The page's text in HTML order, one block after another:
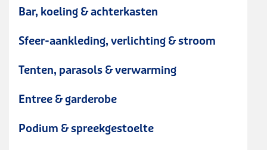
barkruk luxe - wit
Bar, koeling & achterkasten
Sfeer-aankleding, verlichting & stroom
Tenten, parasols & verwarming
Entree & garderobe
Podium & spreekgestoelte